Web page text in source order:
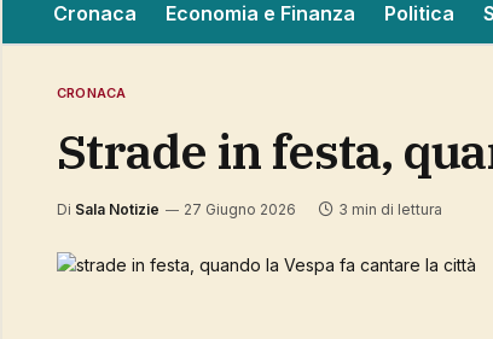
Cronaca Economia e Finanza Politica
CRONACA
strade in festa,
Di Sala Notizie 27 Giugno 2026 3 min di lettura